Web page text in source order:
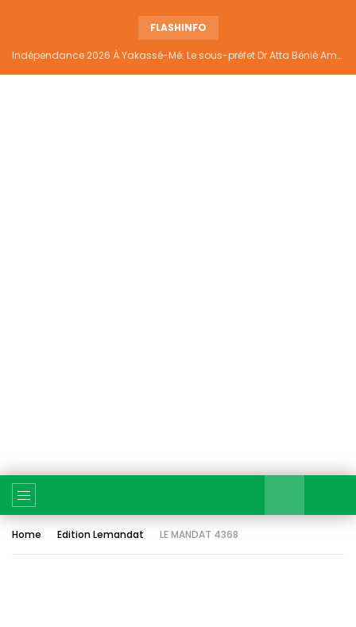
FLASHINFO
Indépendance 2026 À Yakassé-Mé: Le sous-préfet Dr Atta Bénié Amédé appelle à l’unité, à la sécurité et au développement
Home Edition Lemandat LE MANDAT 4368